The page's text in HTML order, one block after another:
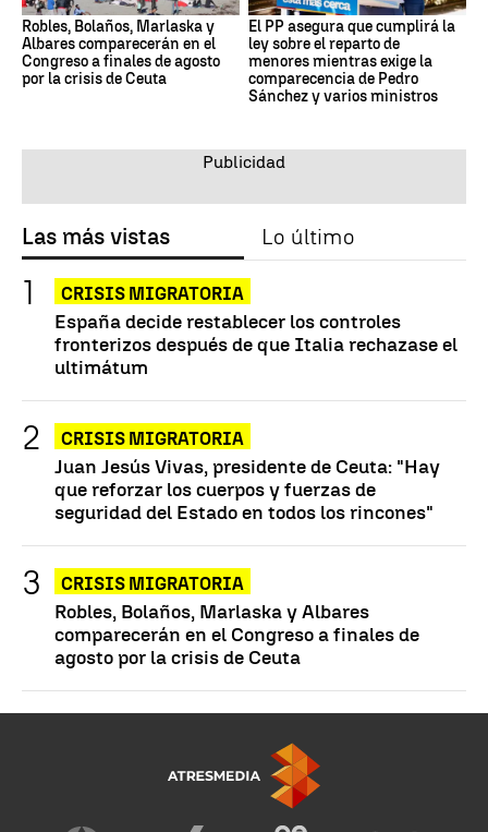
Robles, Bolaños, Marlaska y
Albares comparecerán en el
Congreso a finales de agosto
por la crisis de Ceuta
El PP asegura que cumplirá la
ley sobre el reparto de
menores mientras exige la
comparecencia de Pedro
Sánchez y varios ministros
Las más vistas Lo último
CRISIS MIGRATORIA
España decide restablecer los controles
fronterizos después de que Italia rechazase el
ultimátum
CRISIS MIGRATORIA
Juan Jesús Vivas, presidente de Ceuta: "Hay
que reforzar los cuerpos y fuerzas de
seguridad del Estado en todos los rincones"
CRISIS MIGRATORIA
Robles, Bolaños, Marlaska y Albares
comparecerán en el Congreso a finales de
agosto por la crisis de Ceuta